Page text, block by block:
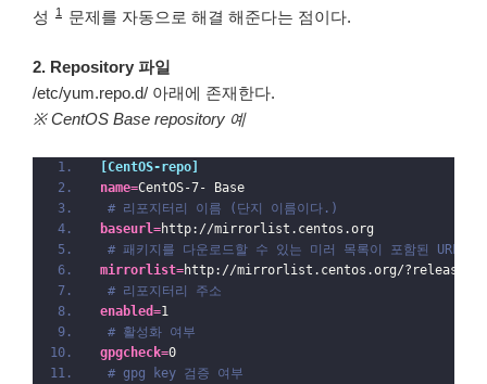
성 1 문제를 자동으로 해결 해준다는 점이다.
2. Repository 파일
/etc/yum.repo.d/ 아래에 존재한다.
※ CentOS Base repository 예
[CentOS-repo]
name=CentOS-7- Base
# 리포지터리 이름 (단지 이름이다.)
baseurl=http://mirrorlist.centos.org
# 패키지를 다운로드할 수 있는 미러 목록이 포함된 URL 또
mirrorlist=http://mirrorlist.centos.org/
# 리포지터리 주소
enabled=1
# 활성화 여부
gpgcheck=0
# gpg key 검증 여부